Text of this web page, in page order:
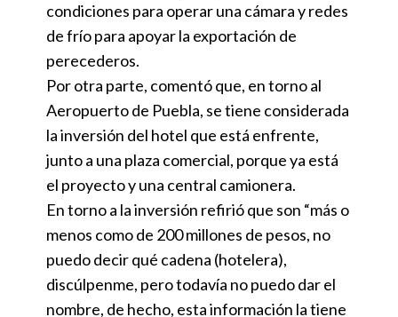
condiciones para operar una cámara y redes
de frío para apoyar la exportación de
perecederos.
Por otra parte, comentó que, en torno al
Aeropuerto de Puebla, se tiene considerada
la inversión del hotel que está enfrente,
junto a una plaza comercial, porque ya está
el proyecto y una central camionera.
En torno a la inversión refirió que son “más o
menos como de 200 millones de pesos, no
puedo decir qué cadena (hotelera),
discúlpenme, pero todavía no puedo dar el
nombre, de hecho, esta información la tiene